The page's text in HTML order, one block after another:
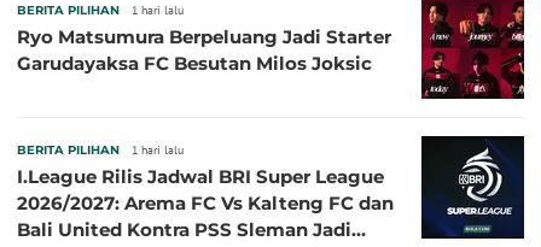
BERITA PILIHAN 1 hari lalu
Ryo Matsumura Berpeluang Jadi Starter
Garudayaksa FC Besutan Milos Joksic
BERITA PILIHAN 1 hari lalu
I.League Rilis Jadwal BRI Super League
2026/2027: Arema FC Vs Kalteng FC dan
Bali United Kontra PSS Sleman Jadi